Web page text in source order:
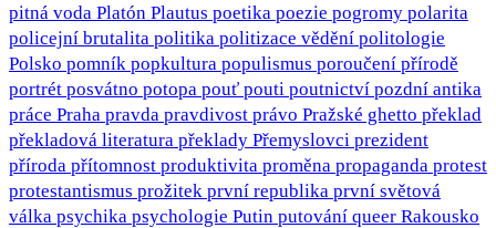
pitná voda Platón Plautus poetika poezie pogromy polarita
policejní brutalita politika politizace vědění politologie
Polsko pomník popkultura populismus poroučení přírodě
portrét posvátno potopa pouť pouti poutnictví pozdní antika
práce Praha pravda pravdivost právo Pražské ghetto překlad
překladová literatura překlady Přemyslovci prezident
příroda přítomnost produktivita proměna propaganda protest
protestantismus prožitek první republika první světová
válka psychika psychologie Putin putování queer Rakousko